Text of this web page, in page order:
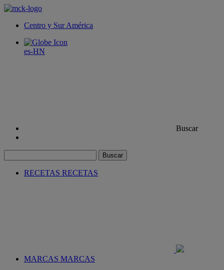
Centro y Sur América
es-HN
Buscar
Buscar
RECETAS RECETAS
MARCAS MARCAS